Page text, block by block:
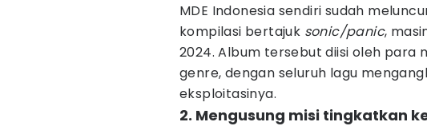
MDE Indonesia sendiri sudah
kompilasi bertajuk sonic/panic,
2024. Album tersebut diisi oleh para
genre, dengan seluruh lagu
eksploitasinya.
2. Mengusung misi tingkatkan